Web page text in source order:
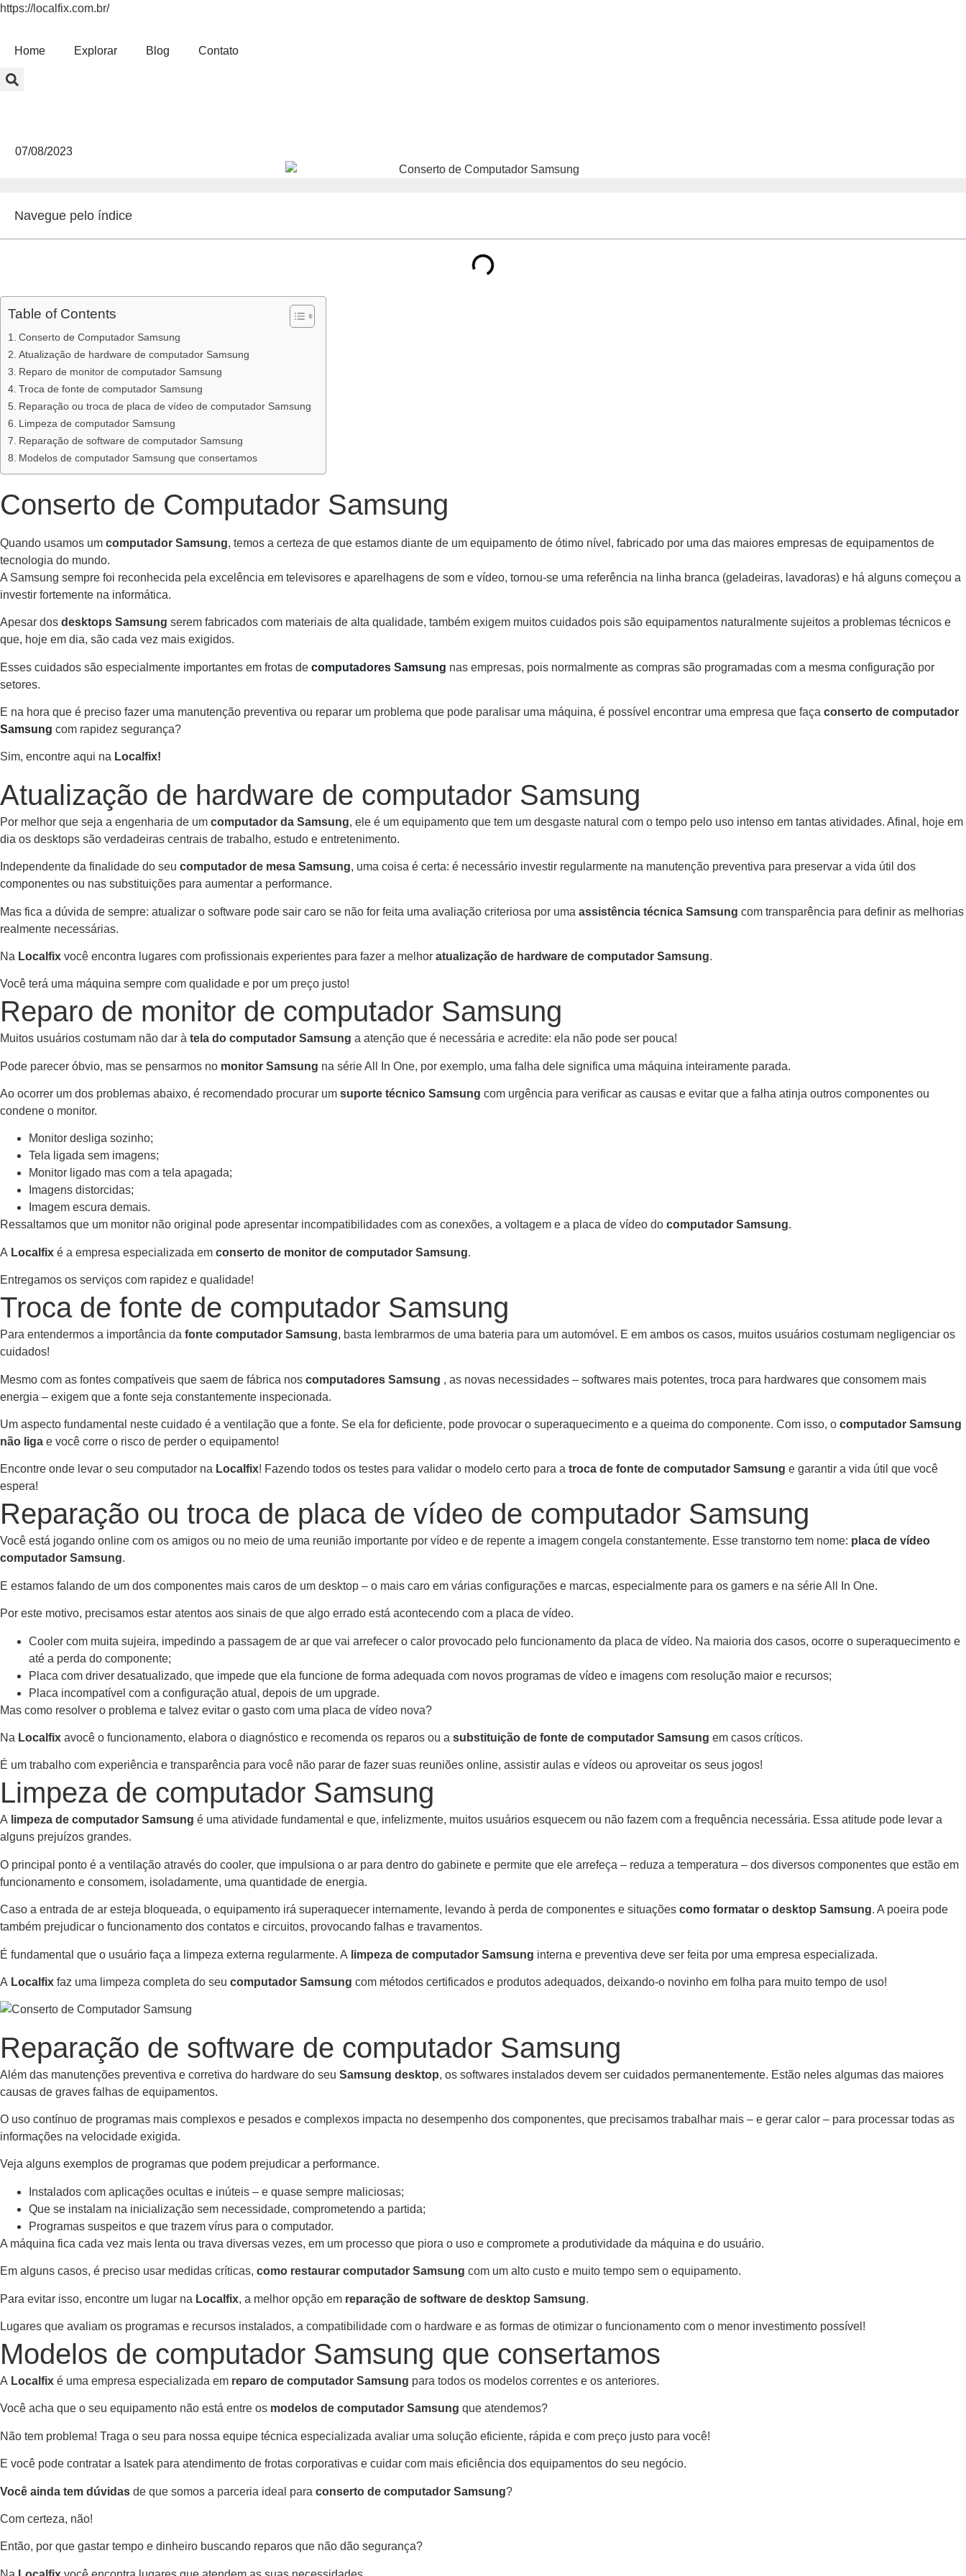
https://localfix.com.br/
Home Explorar Blog Contato
07/08/2023
Navegue pelo índice
Table of Contents
Conserto de Computador Samsung
Atualização de hardware de computador Samsung
Reparo de monitor de computador Samsung
Troca de fonte de computador Samsung
Reparação ou troca de placa de vídeo de computador Samsung
Limpeza de computador Samsung
Reparação de software de computador Samsung
Modelos de computador Samsung que consertamos
Conserto de Computador Samsung
Quando usamos um computador Samsung, temos a certeza de que estamos diante de um equipamento de ótimo nível, fabricado por uma das maiores empresas de equipamentos de
tecnologia do mundo.
A Samsung sempre foi reconhecida pela excelência em televisores e aparelhagens de som e vídeo, tornou-se uma referência na linha branca (geladeiras, lavadoras) e há alguns começou a
investir fortemente na informática.
Apesar dos desktops Samsung serem fabricados com materiais de alta qualidade, também exigem muitos cuidados pois são equipamentos naturalmente sujeitos a problemas técnicos e
que, hoje em dia, são cada vez mais exigidos.
Esses cuidados são especialmente importantes em frotas de computadores Samsung nas empresas, pois normalmente as compras são programadas com a mesma configuração por
setores.
E na hora que é preciso fazer uma manutenção preventiva ou reparar um problema que pode paralisar uma máquina, é possível encontrar uma empresa que faça conserto de computador
Samsung com rapidez segurança?
Sim, encontre aqui na Localfix!
Atualização de hardware de computador Samsung
Por melhor que seja a engenharia de um computador da Samsung, ele é um equipamento que tem um desgaste natural com o tempo pelo uso intenso em tantas atividades. Afinal, hoje em
dia os desktops são verdadeiras centrais de trabalho, estudo e entretenimento.
Independente da finalidade do seu computador de mesa Samsung, uma coisa é certa: é necessário investir regularmente na manutenção preventiva para preservar a vida útil dos
componentes ou nas substituições para aumentar a performance.
Mas fica a dúvida de sempre: atualizar o software pode sair caro se não for feita uma avaliação criteriosa por uma assistência técnica Samsung com transparência para definir as melhorias
realmente necessárias.
Na Localfix você encontra lugares com profissionais experientes para fazer a melhor atualização de hardware de computador Samsung.
Você terá uma máquina sempre com qualidade e por um preço justo!
Reparo de monitor de computador Samsung
Muitos usuários costumam não dar à tela do computador Samsung a atenção que é necessária e acredite: ela não pode ser pouca!
Pode parecer óbvio, mas se pensarmos no monitor Samsung na série All In One, por exemplo, uma falha dele significa uma máquina inteiramente parada.
Ao ocorrer um dos problemas abaixo, é recomendado procurar um suporte técnico Samsung com urgência para verificar as causas e evitar que a falha atinja outros componentes ou
condene o monitor.
Monitor desliga sozinho;
Tela ligada sem imagens;
Monitor ligado mas com a tela apagada;
Imagens distorcidas;
Imagem escura demais.
Ressaltamos que um monitor não original pode apresentar incompatibilidades com as conexões, a voltagem e a placa de vídeo do computador Samsung.
A Localfix é a empresa especializada em conserto de monitor de computador Samsung.
Entregamos os serviços com rapidez e qualidade!
Troca de fonte de computador Samsung
Para entendermos a importância da fonte computador Samsung, basta lembrarmos de uma bateria para um automóvel. E em ambos os casos, muitos usuários costumam negligenciar os
cuidados!
Mesmo com as fontes compatíveis que saem de fábrica nos computadores Samsung , as novas necessidades – softwares mais potentes, troca para hardwares que consomem mais
energia – exigem que a fonte seja constantemente inspecionada.
Um aspecto fundamental neste cuidado é a ventilação que a fonte. Se ela for deficiente, pode provocar o superaquecimento e a queima do componente. Com isso, o computador Samsung
não liga e você corre o risco de perder o equipamento!
Encontre onde levar o seu computador na Localfix! Fazendo todos os testes para validar o modelo certo para a troca de fonte de computador Samsung e garantir a vida útil que você
espera!
Reparação ou troca de placa de vídeo de computador Samsung
Você está jogando online com os amigos ou no meio de uma reunião importante por vídeo e de repente a imagem congela constantemente. Esse transtorno tem nome: placa de vídeo
computador Samsung.
E estamos falando de um dos componentes mais caros de um desktop – o mais caro em várias configurações e marcas, especialmente para os gamers e na série All In One.
Por este motivo, precisamos estar atentos aos sinais de que algo errado está acontecendo com a placa de vídeo.
Cooler com muita sujeira, impedindo a passagem de ar que vai arrefecer o calor provocado pelo funcionamento da placa de vídeo. Na maioria dos casos, ocorre o superaquecimento e
até a perda do componente;
Placa com driver desatualizado, que impede que ela funcione de forma adequada com novos programas de vídeo e imagens com resolução maior e recursos;
Placa incompatível com a configuração atual, depois de um upgrade.
Mas como resolver o problema e talvez evitar o gasto com uma placa de vídeo nova?
Na Localfix avocê o funcionamento, elabora o diagnóstico e recomenda os reparos ou a substituição de fonte de computador Samsung em casos críticos.
É um trabalho com experiência e transparência para você não parar de fazer suas reuniões online, assistir aulas e vídeos ou aproveitar os seus jogos!
Limpeza de computador Samsung
A limpeza de computador Samsung é uma atividade fundamental e que, infelizmente, muitos usuários esquecem ou não fazem com a frequência necessária. Essa atitude pode levar a
alguns prejuízos grandes.
O principal ponto é a ventilação através do cooler, que impulsiona o ar para dentro do gabinete e permite que ele arrefeça – reduza a temperatura – dos diversos componentes que estão em
funcionamento e consomem, isoladamente, uma quantidade de energia.
Caso a entrada de ar esteja bloqueada, o equipamento irá superaquecer internamente, levando à perda de componentes e situações como formatar o desktop Samsung. A poeira pode
também prejudicar o funcionamento dos contatos e circuitos, provocando falhas e travamentos.
É fundamental que o usuário faça a limpeza externa regularmente. A limpeza de computador Samsung interna e preventiva deve ser feita por uma empresa especializada.
A Localfix faz uma limpeza completa do seu computador Samsung com métodos certificados e produtos adequados, deixando-o novinho em folha para muito tempo de uso!
Reparação de software de computador Samsung
Além das manutenções preventiva e corretiva do hardware do seu Samsung desktop, os softwares instalados devem ser cuidados permanentemente. Estão neles algumas das maiores
causas de graves falhas de equipamentos.
O uso contínuo de programas mais complexos e pesados e complexos impacta no desempenho dos componentes, que precisamos trabalhar mais – e gerar calor – para processar todas as
informações na velocidade exigida.
Veja alguns exemplos de programas que podem prejudicar a performance.
Instalados com aplicações ocultas e inúteis – e quase sempre maliciosas;
Que se instalam na inicialização sem necessidade, comprometendo a partida;
Programas suspeitos e que trazem vírus para o computador.
A máquina fica cada vez mais lenta ou trava diversas vezes, em um processo que piora o uso e compromete a produtividade da máquina e do usuário.
Em alguns casos, é preciso usar medidas críticas, como restaurar computador Samsung com um alto custo e muito tempo sem o equipamento.
Para evitar isso, encontre um lugar na Localfix, a melhor opção em reparação de software de desktop Samsung.
Lugares que avaliam os programas e recursos instalados, a compatibilidade com o hardware e as formas de otimizar o funcionamento com o menor investimento possível!
Modelos de computador Samsung que consertamos
A Localfix é uma empresa especializada em reparo de computador Samsung para todos os modelos correntes e os anteriores.
Você acha que o seu equipamento não está entre os modelos de computador Samsung que atendemos?
Não tem problema! Traga o seu para nossa equipe técnica especializada avaliar uma solução eficiente, rápida e com preço justo para você!
E você pode contratar a Isatek para atendimento de frotas corporativas e cuidar com mais eficiência dos equipamentos do seu negócio.
Você ainda tem dúvidas de que somos a parceria ideal para conserto de computador Samsung?
Com certeza, não!
Então, por que gastar tempo e dinheiro buscando reparos que não dão segurança?